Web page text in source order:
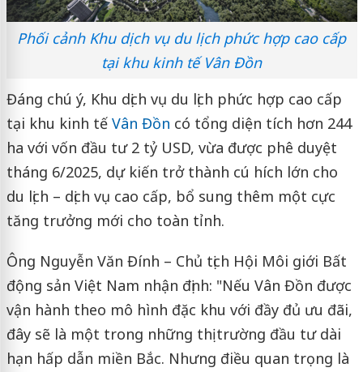
Phối cảnh Khu dịch vụ du lịch phức hợp cao cấp
tại khu kinh tế Vân Đồn
Đáng chú ý, Khu dịch vụ du lịch phức hợp cao cấp
tại khu kinh tế Vân Đồn có tổng diện tích hơn 244
ha với vốn đầu tư 2 tỷ USD, vừa được phê duyệt
tháng 6/2025, dự kiến trở thành cú hích lớn cho
du lịch – dịch vụ cao cấp, bổ sung thêm một cực
tăng trưởng mới cho toàn tỉnh.
Ông Nguyễn Văn Đính – Chủ tịch Hội Môi giới Bất
động sản Việt Nam nhận định: "Nếu Vân Đồn được
vận hành theo mô hình đặc khu với đầy đủ ưu đãi,
đây sẽ là một trong những thị trường đầu tư dài
hạn hấp dẫn miền Bắc. Nhưng điều quan trọng là